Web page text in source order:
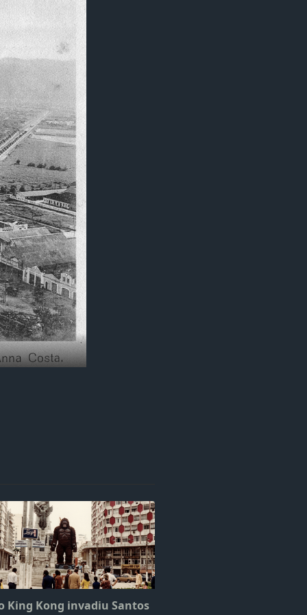
King Kong invadiu Santos